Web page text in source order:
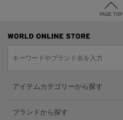
PAGE TOP
アイテムカテゴリーから探す
ブランドから探す